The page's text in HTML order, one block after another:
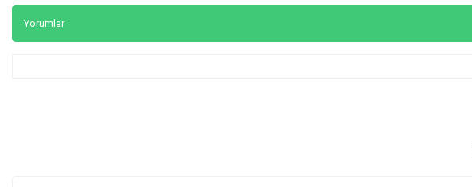
Yorumlar